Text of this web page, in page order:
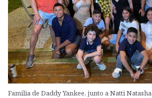
Familia de Daddy Yankee, junto a Natti Natasha